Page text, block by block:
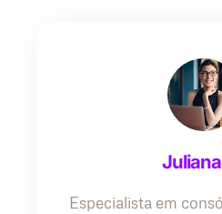
Especialista em